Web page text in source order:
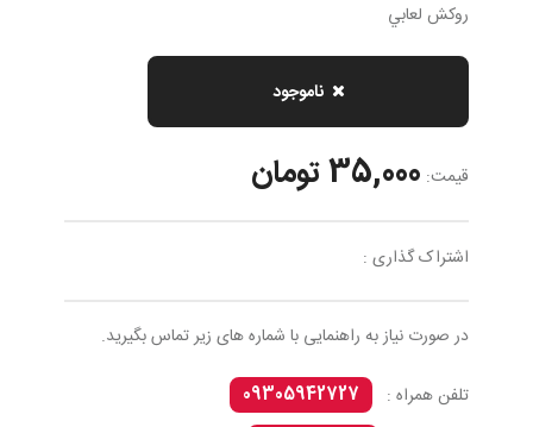
روکش لعابي
ناموجود
قیمت: 35,000 تومان
اشتراک گذاری :
در صورت نیاز به راهنمایی با شماره های زیر تماس بگیرید.
تلفن همراه :
09305942727